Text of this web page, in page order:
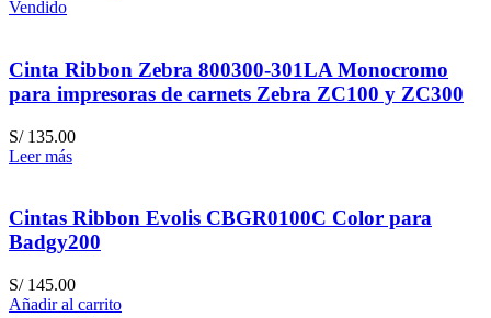
Vendido
Cinta Ribbon Zebra 800300-301LA Monocromo
para impresoras de carnets Zebra ZC100 y ZC300
S/135.00
Leer más
Cintas Ribbon Evolis CBGR0100C Color para
Badgy200
S/145.00
Añadir al carrito